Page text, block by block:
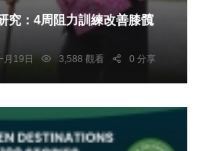
究：4周阻力訓練改善膝髖
月19日 3,588 觀看 0 分享